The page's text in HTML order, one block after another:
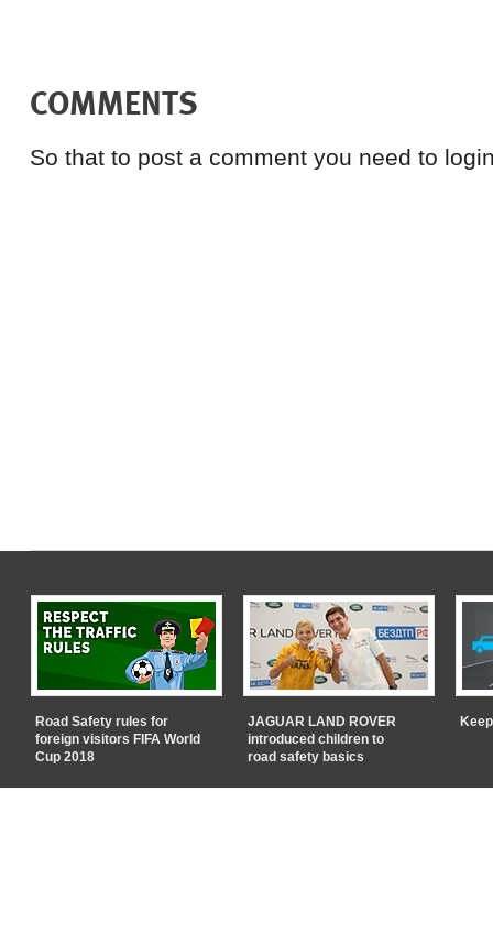
COMMENTS
So that to post a comment you need to
Road Safety rules for
foreign visitors FIFA World
Cup 2018
JAGUAR LAND ROVER
introduced children to
road safety basics